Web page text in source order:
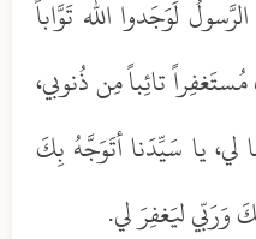
لَوَجَدوا الله تَوَّاباً
تائِباً مِن ذُنوبي،
يا سَيِّدَنا أتَوَجَّهُ بِكَ
وَرَبّي ليَغفِرَ لي.